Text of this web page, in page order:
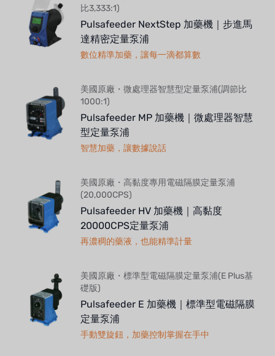
比3,333:1)
Pulsafeeder NextStep 加藥機｜步進馬
達精密定量泵浦
數位精準加藥，讓每一滴都算數
美國原廠・微處理器智慧型定量泵浦(調節比
1000:1)
Pulsafeeder MP 加藥機｜微處理器智慧
型定量泵浦
智慧加藥，讓數據說話
美國原廠・高黏度專用電磁隔膜定量泵浦
(20,000CPS)
Pulsafeeder HV 加藥機｜高黏度
20000CPS定量泵浦
再濃稠的藥液，也能精準計量
美國原廠・標準型電磁隔膜定量泵浦(E Plus基
礎版)
Pulsafeeder E 加藥機｜標準型電磁隔膜
定量泵浦
手動雙旋鈕，加藥控制掌握在手中